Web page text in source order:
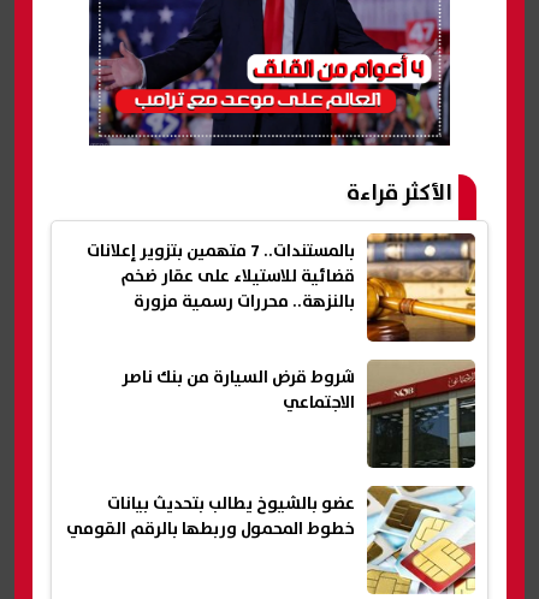
الأكثر قراءة
بالمستندات.. 7 متهمين بتزوير إعلانات
قضائية للاستيلاء على عقار ضخم
بالنزهة.. محررات رسمية مزورة
شروط قرض السيارة من بنك ناصر
الاجتماعي
عضو بالشيوخ يطالب بتحديث بيانات
خطوط المحمول وربطها بالرقم القومي